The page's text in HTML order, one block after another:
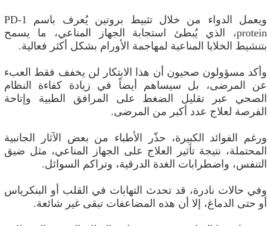
ويعمل الدواء من خلال تثبيط بروتين يُعرف باسم PD-1
protein، الذي يُبطئ استجابة الجهاز المناعي، ما يسمح
بتنشيط الخلايا المناعية لمهاجمة الأورام بشكل أكثر فعالية.
وأكد مسؤولون صحيون أن هذا الابتكار لن يخفف فقط العبء
عن المرضى، بل سيساهم أيضاً في زيادة كفاءة النظام
الصحي عبر تقليل الضغط على المرافق الطبية وإتاحة
الفرصة لعلاج عدد أكبر من المرضى.
ورغم الفوائد الكبيرة، حذّر الأطباء من بعض الآثار الجانبية
المحتملة، نتيجة تأثير العلاج على الجهاز المناعي، مثل ضيق
التنفس، واضطرابات الغدة الدرقية، وتراكم السوائل.
وفي حالات نادرة، قد تحدث التهابات في القلب أو البنكرياس
أو حتى الدماغ، إلا أن هذه المضاعفات تبقى غير شائعة.